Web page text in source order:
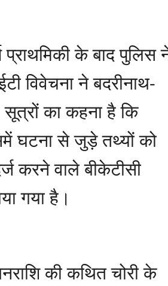
के बाद पुलिस
विवेचना ने बदरीनाथ-
का कहना है कि
घटना से जुड़े तथ्यों को
करने वाले बीकेटीसी
गया है।
की कथित चोरी के